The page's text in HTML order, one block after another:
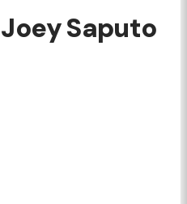
Saputo